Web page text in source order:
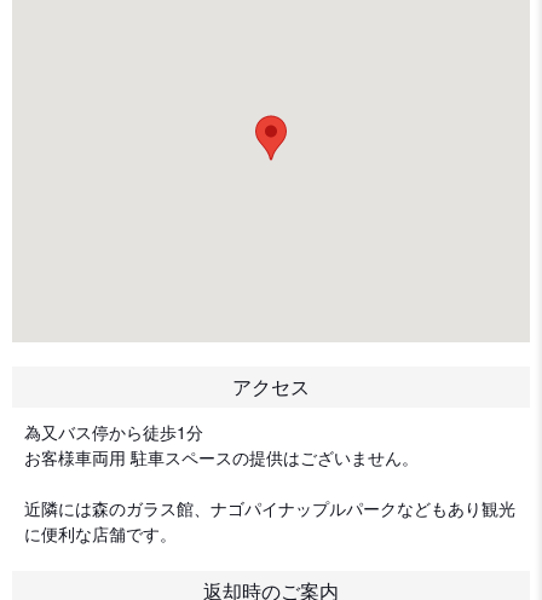
アクセス
為又バス停から徒歩1分
お客様車両用 駐車スペースの提供はございません。
近隣には森のガラス館、ナゴパイナップルパークなどもあり観光
に便利な店舗です。
返却時のご案内